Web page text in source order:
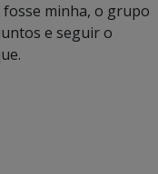
minha, o grupo
e seguir o